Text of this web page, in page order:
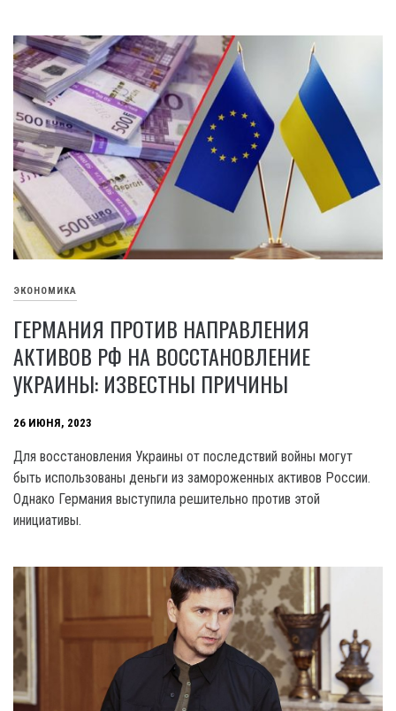
ЭКОНОМИКА
ГЕРМАНИЯ ПРОТИВ НАПРАВЛЕНИЯ
АКТИВОВ РФ НА ВОССТАНОВЛЕНИЕ
УКРАИНЫ: ИЗВЕСТНЫ ПРИЧИНЫ
26 ИЮНЯ, 2023
Для восстановления Украины от последствий войны могут
быть использованы деньги из замороженных активов России.
Однако Германия выступила решительно против этой
инициативы.